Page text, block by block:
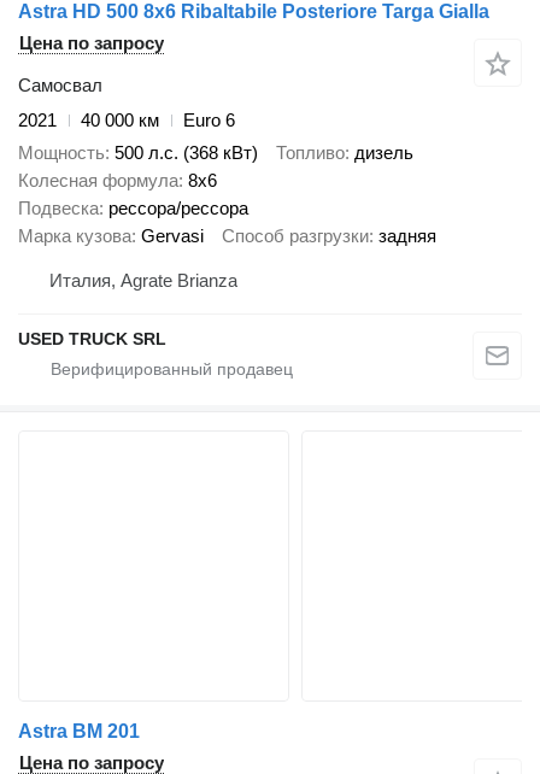
Astra HD 500 8x6 Ribaltabile Posteriore Targa Gialla
Цена по запросу
Самосвал
2021
40 000 км
Euro 6
Мощность 500 л.с. (368 кВт) Топливо дизель
Колесная формула 8x6
Подвеска рессора/рессора
Марка кузова Gervasi Способ разгрузки задняя
Италия, Agrate Brianza
USED TRUCK SRL
Astra BM 201
Цена по запросу